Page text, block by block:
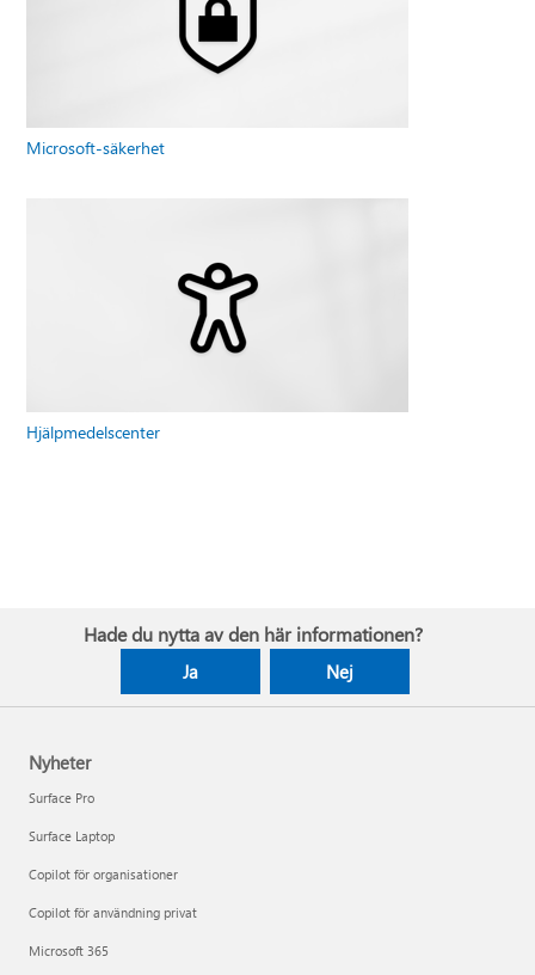
Microsoft-säkerhet
Hjälpmedelscenter
Hade du nytta av den här informationen?
Ja Nej
Nyheter
Surface Pro
Surface Laptop
Copilot för organisationer
Copilot för användning privat
Microsoft 365